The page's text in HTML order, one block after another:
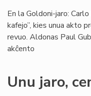
En la Goldoni-jaro:
kafejo”, kies unua akto
revuo. Aldonas Paul
akĉento
Unu jaro,